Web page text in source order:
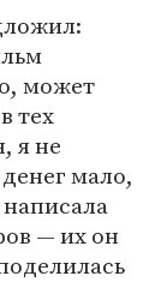
может
тех
я не
мало,
написала
— их он